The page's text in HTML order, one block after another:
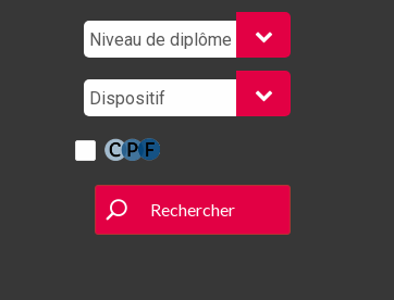
Rechercher